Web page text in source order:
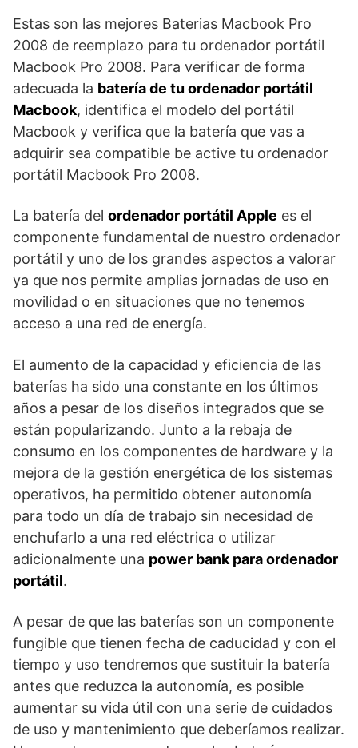
Estas son las mejores Baterias Macbook Pro
2008 de reemplazo para tu ordenador portátil
Macbook Pro 2008. Para verificar de forma
adecuada la batería de tu ordenador portátil
Macbook, identifica el modelo del portátil
Macbook y verifica que la batería que vas a
adquirir sea compatible be active tu ordenador
portátil Macbook Pro 2008.
La batería del ordenador portátil Apple es el
componente fundamental de nuestro ordenador
portátil y uno de los grandes aspectos a valorar
ya que nos permite amplias jornadas de uso en
movilidad o en situaciones que no tenemos
acceso a una red de energía.
El aumento de la capacidad y eficiencia de las
baterías ha sido una constante en los últimos
años a pesar de los diseños integrados que se
están popularizando. Junto a la rebaja de
consumo en los componentes de hardware y la
mejora de la gestión energética de los sistemas
operativos, ha permitido obtener autonomía
para todo un día de trabajo sin necesidad de
enchufarlo a una red eléctrica o utilizar
adicionalmente una power bank para ordenador
portátil.
A pesar de que las baterías son un componente
fungible que tienen fecha de caducidad y con el
tiempo y uso tendremos que sustituir la batería
antes que reduzca la autonomía, es posible
aumentar su vida útil con una serie de cuidados
de uso y mantenimiento que deberíamos realizar.